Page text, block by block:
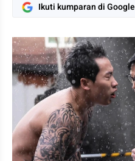
Ikuti kumparan di Google